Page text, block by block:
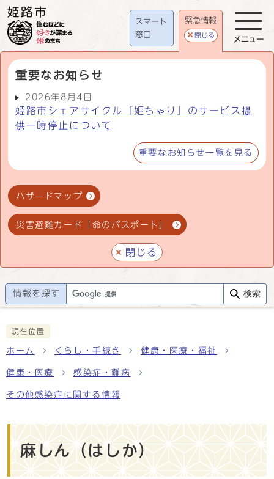
スマート
窓口
緊急情報
閉じる
重要なお知らせ
2026年8月4日
姫路市シェアサイクル「姫ちゃり」のサービス提
供一時停止について
重要なお知らせ一覧を見る
ハザードマップ
災害避難カード「命のパスポート」
閉じる
メニュー
情報を探す 検索
現在位置
ホーム くらし・手続き 健康・医療・福祉
健康・医療 感染症・難病
その他感染症に関する情報
麻しん（はしか）